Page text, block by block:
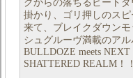
クからの落ちるビート
掛かり、ゴリ押しのス
来て、ブレイクダウン
シュグルーヴ満載のアル
BULLDOZE meets NEXT
SHATTERED REALM！！